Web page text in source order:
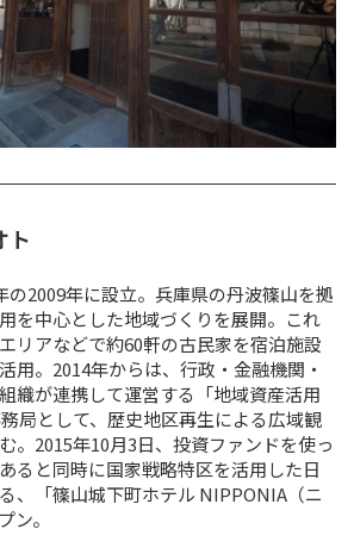
ト
の2009年に設立。兵庫県の丹波篠山を拠
を中心とした地域づくりを展開。これ
リアなどで約60軒の古民家を宿泊施設
用。2014年からは、行政・金融機関・
織が連携して運営する「地域資産活用
局として、歴史地区再生による広域観
。2015年10月3日、投資ファンドを使っ
ると同時に国家戦略特区を活用した日
、「篠山城下町ホテル NIPPONIA（ニ
ン。